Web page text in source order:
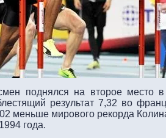
поднялся на второе место
результат 7,32 во
меньше мирового рекорда
года.